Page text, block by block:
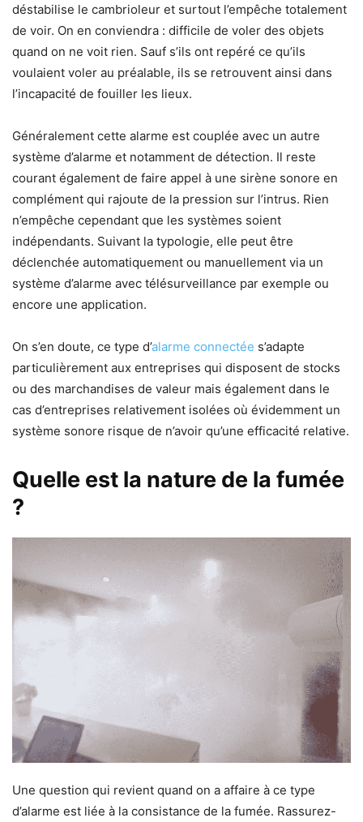
déstabilise le cambrioleur et surtout l’empêche totalement
de voir. On en conviendra : difficile de voler des objets
quand on ne voit rien. Sauf s’ils ont repéré ce qu’ils
voulaient voler au préalable, ils se retrouvent ainsi dans
l’incapacité de fouiller les lieux.
Généralement cette alarme est couplée avec un autre
système d’alarme et notamment de détection. Il reste
courant également de faire appel à une sirène sonore en
complément qui rajoute de la pression sur l’intrus. Rien
n’empêche cependant que les systèmes soient
indépendants. Suivant la typologie, elle peut être
déclenchée automatiquement ou manuellement via un
système d’alarme avec télésurveillance par exemple ou
encore une application.
On s’en doute, ce type d’alarme connectée s’adapte
particulièrement aux entreprises qui disposent de stocks
ou des marchandises de valeur mais également dans le
cas d’entreprises relativement isolées où évidemment un
système sonore risque de n’avoir qu’une efficacité relative.
Quelle est la nature de la fumée
?
Une question qui revient quand on a affaire à ce type
d’alarme est liée à la consistance de la fumée. Rassurez-